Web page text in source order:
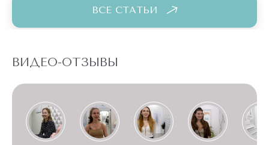
например, подмышек, лучше оставить
на первые дни после менструации.
ВСЕ СТАТЬИ
ВИДЕО-ОТЗЫВЫ